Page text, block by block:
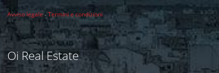
Avviso legale-Termini e condizioni
Oi Real Estate